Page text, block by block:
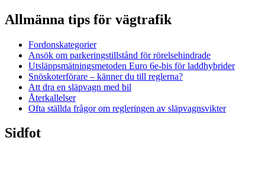
Allmänna tips för vägtrafik
Fordonskategorier
Ansök om parkeringstillstånd för rörelsehindrade
Utsläppsmätningsmetoden Euro 6e-bis för laddhybrider
Snöskoterförare – känner du till reglerna?
Att dra en släpvagn med bil
Återkallelser
Ofta ställda frågor om regleringen av släpvagnsvikter
Sidfot